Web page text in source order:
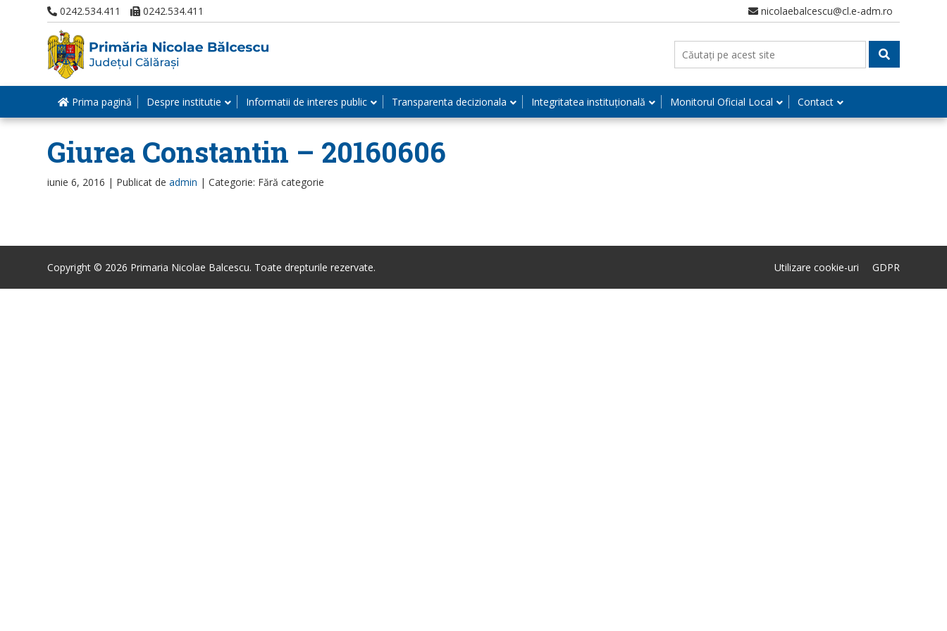
0242.534.411 0242.534.411 nicolaebalcescu@cl.e-adm.ro
Prima pagină Despre institutie Informatii de interes public Transparenta decizionala Integritatea instituțională Monitorul Oficial Local Contact
Giurea Constantin – 20160606
iunie 6, 2016 | Publicat de admin | Categorie: Fără categorie
Copyright © 2026 Primaria Nicolae Balcescu. Toate drepturile rezervate. Utilizare cookie-uri GDPR